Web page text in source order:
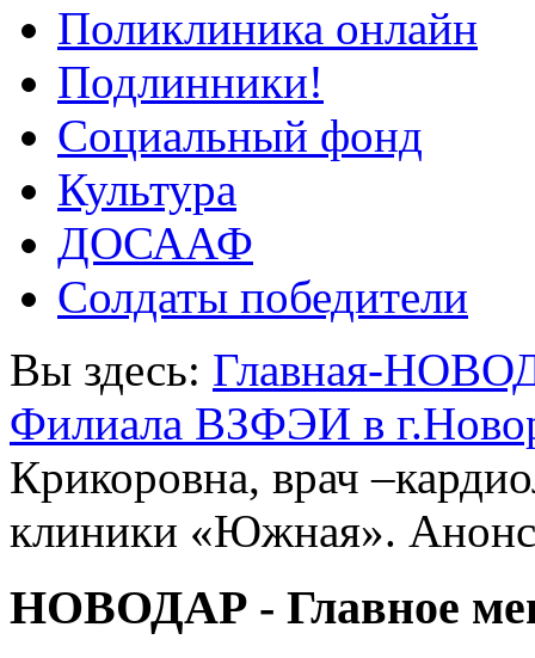
Поликлиника онлайн
Подлинники!
Социальный фонд
Культура
ДОСААФ
Солдаты победители
Вы здесь: Главная-
Филиала ВЗФЭИ в
Крикоровна, врач
клиники «Южная».
НОВОДАР - Главное